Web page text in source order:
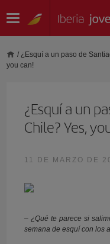
/ ¿Esquí a un paso de
you can!
¿Esquí a un
Chile? Yes,
11 DE MARZO DE
– ¿Qué te parece si
semana de esquí con los